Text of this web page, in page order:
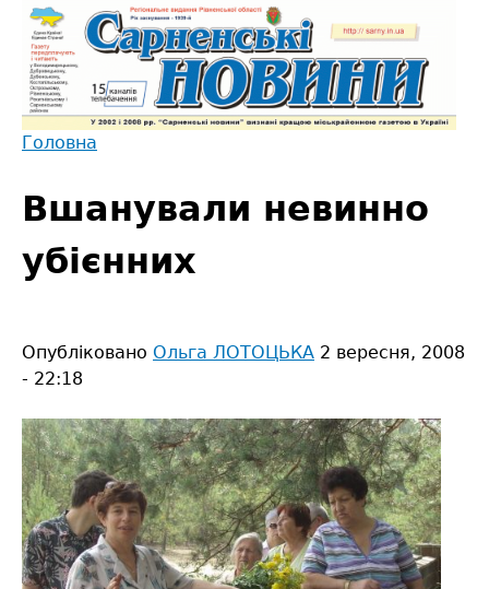
Jump
navigation
є
тут
Головна
to
top
Вшанували невинно
убієнних
Опубліковано Ольга ЛОТОЦЬКА 2 вересня, 2008
- 22:18